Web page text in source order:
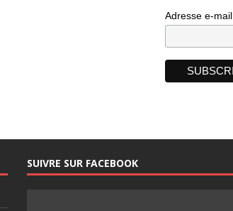
Adresse e-mail
SUIVRE SUR FACEBOOK